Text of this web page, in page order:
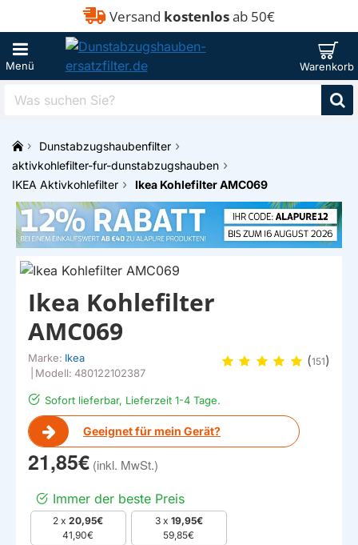
Versand kostenlosab 50€
Was
m
e
Dunstabzugshaubenfilter
aktivkohlefilter-fur-dunstabzugshauben
IKEA Aktivkohlefilter
Ikea Kohlefilter AMC069
Sofort lieferbar, Lieferzeit 1-4 Tage.
Geeignet für mein Gerät?
Ikea Kohlefilter
AMC069
Marke: Ikea
Modell: 480122102387
(151)
21,85€
Immer der beste Preis
2 x20,95€
41,90€
3 x 19,95€
59,85€